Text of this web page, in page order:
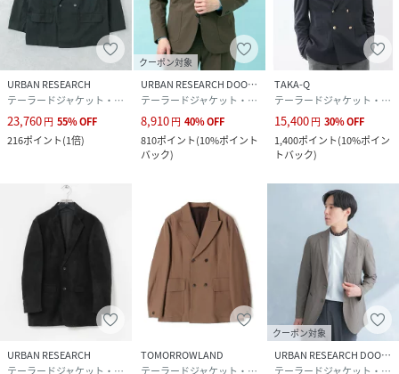
URBAN RESEARCH
テーラードジャケット・ブレザー
23,760円 55%OFF
216ポイント(1倍)
クーポン対象
URBAN RESEARCH DOORS
テーラードジャケット・ブレザー
8,910円 40%OFF
810ポイント(10%ポイント
バック)
TAKA-Q
テーラードジャケット・ブレザー
15,400円 30%OFF
1,400ポイント(10%ポイン
トバック)
URBAN RESEARCH
TOMORROWLAND
クーポン対象
URBAN RESEARCH DOORS